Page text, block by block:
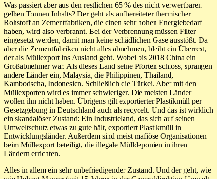
Was passiert aber aus den restlichen 65 % des nicht verwertbaren
gelben Tonnen Inhalts? Der geht als aufbereiteter thermischer
Rohstoff an Zementfabriken, die einen sehr hohen Energiebedarf
haben, wird also verbrannt. Bei der Verbrennung müssen Filter
eingesetzt werden, damit man keine schädlichen Gase ausstößt. Da
aber die Zementfabriken nicht alles abnehmen, bleibt ein Überrest,
der als Müllexport ins Ausland geht. Wobei bis 2018 China ein
Großabnehmer war. Als dieses Land seine Pforten schloss, sprangen
andere Länder ein, Malaysia, die Philippinen, Thailand,
Kambodscha, Indonesien. Schließlich die Türkei. Aber mit den
Müllexporten wird es immer schwieriger. Die meisten Länder
wollen ihn nicht haben. Übrigens gilt exportierter Plastikmüll per
Gesetzgebung in Deutschland auch als recycelt. Und das ist wirklich
ein skandalöser Zustand: Ein Industrieland, das sich auf seinen
Umweltschutz etwas zu gute hält, exportiert Plastikmüll in
Entwicklungsländer. Außerdem sind meist mafiöse Organisationen
beim Müllexport beteiligt, die illegale Mülldeponien in ihren
Ländern errichten.
Alles in allem ein sehr unbefriedigender Zustand. Und der geht, wie